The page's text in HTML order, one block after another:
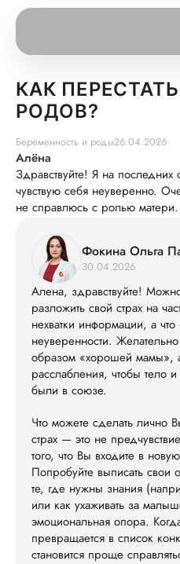
КАК
РОДОВ?
Беременность и роды26.04.2026
Алёна
Здравствуйте! Я на
чувствую себя неуверенно.
не справлюсь с ролью
Фокина Ольга
30.04.2026
Алена, здравствуйте!
разложить свой страх на
нехватки информации, а
неуверенности.
образом «хорошей мамы», а
расслабления, чтобы тело
были в союзе.
Что можете сделать лично
страх — это не
того, что Вы входите в
Попробуйте выписать свои
те, где нужны знания
или как ухаживать за
эмоциональная опора.
превращается в список
становится проще